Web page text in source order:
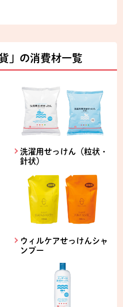
」の消費材一覧
洗濯用せっけん（粒状・
針状）
ウィルケアせっけんシャ
ンプー